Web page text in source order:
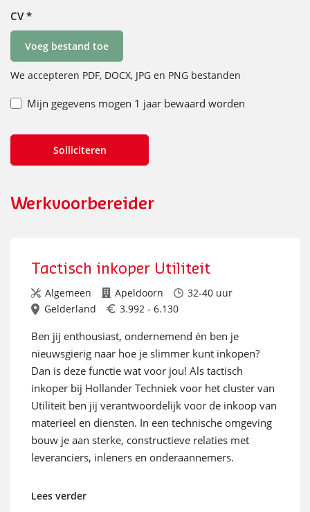
CV*
Voeg bestand toe
We accepteren PDF, DOCX, JPG en PNG bestanden
Mijn gegevens mogen 1 jaar bewaard worden
Werkvoorbereider
Tactisch inkoper Utiliteit
Algemeen Apeldoorn
32-40 uur
Gelderland
3.992 - 6.130
Ben jij enthousiast, ondernemend én ben je
nieuwsgierig naar hoe je slimmer kunt inkopen?
Dan is deze functie wat voor jou! Als tactisch
inkoper bij Hollander Techniek voor het cluster van
Utiliteit ben jij verantwoordelijk voor de inkoop van
materieel en diensten. In een technische omgeving
bouw je aan sterke, constructieve relaties met
leveranciers, inleners en onderaannemers.
Lees verder